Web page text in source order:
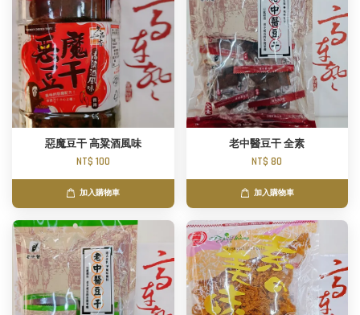
惡魔豆干 高粱酒風味
NT$ 100
加入購物車
老中醫豆干 全素
NT$ 80
加入購物車